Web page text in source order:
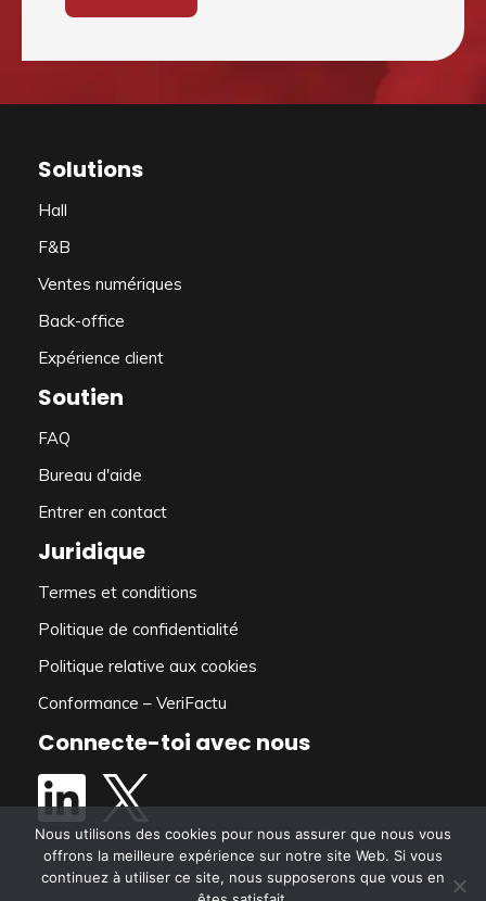
Solutions
Hall
F&B
Ventes numériques
Back-office
Expérience client
Soutien
FAQ
Bureau d'aide
Entrer en contact
Juridique
Termes et conditions
Politique de confidentialité
Politique relative aux cookies
Conformance – VeriFactu
Connecte-toi avec nous
Nous utilisons des cookies pour nous assurer que nous vous
offrons la meilleure expérience sur notre site Web. Si vous
continuez à utiliser ce site, nous supposerons que vous en